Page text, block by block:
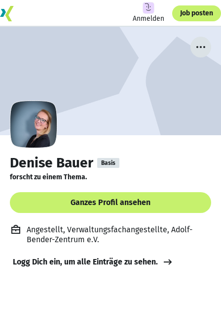
Anmelden
Job posten
Denise Bauer Basis
forscht zu einem Thema.
Ganzes Profil ansehen
Angestellt, Verwaltungsfachangestellte, Adolf-
Bender-Zentrum e.V.
Logg Dich ein, um alle Einträge zu sehen.